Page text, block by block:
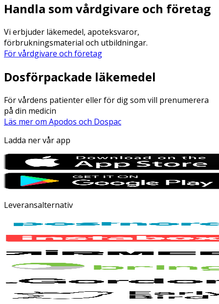
Handla som vårdgivare och företag
Vi erbjuder läkemedel, apoteksvaror,
förbrukningsmaterial och utbildningar.
För vårdgivare och företag
Dosförpackade läkemedel
För vårdens patienter eller för dig som vill prenumerera
på din medicin
Läs mer om Apodos och Dospac
Ladda ner vår app
Leveransalternativ